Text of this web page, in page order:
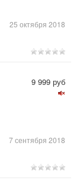
25 октября 2018
7 сентября 2018
9 999 руб